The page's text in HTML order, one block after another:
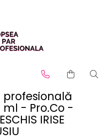
profesională
ml - Pro.Co -
IRISE